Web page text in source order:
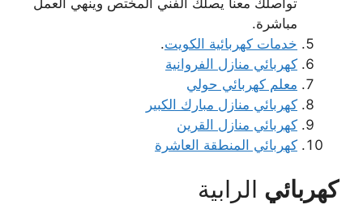
مباشرة.
خدمات كهربائية الكويت.
كهربائي منازل الفروانية
معلم كهربائي حولي
كهربائي منازل مبارك الكبير
كهربائي منازل القرين
كهربائي المنطقة العاشرة
كهربائي الرابية